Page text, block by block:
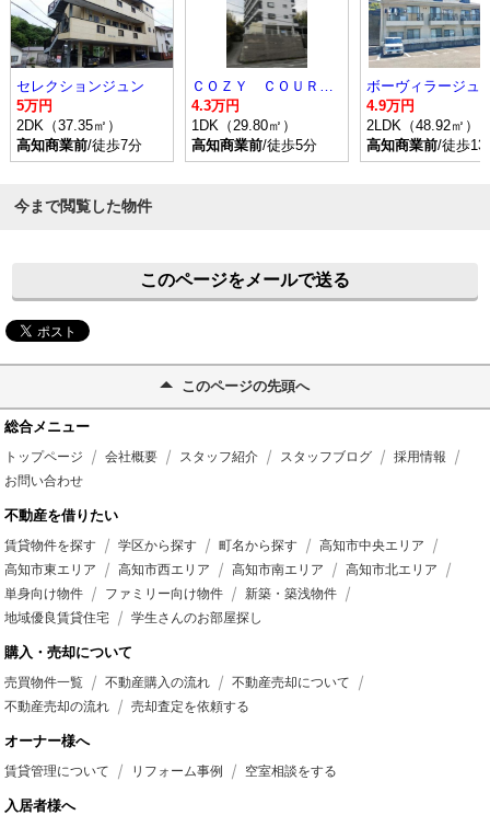
セレクションジュン
5万円
2DK（37.35㎡）
高知商業前/徒歩7分
ＣＯＺＹ ＣＯＵＲＴ（コージーコート）
4.3万円
1DK（29.80㎡）
高知商業前/徒歩5分
4.9万円
2LDK（48.92㎡）
高知商業前/徒歩13
今まで閲覧した物件
このページをメールで送る
このページの先頭へ
総合メニュー
トップページ 会社概要 スタッフ紹介 スタッフブログ
採用情報
お問い合わせ
不動産を借りたい
賃貸物件を探す 学区から探す 町名から探す
高知市中央エリア
高知市東エリア
高知市西エリア 高知市南エリア
高知市北エリア
単身向け物件
ファミリー向け物件
新築・築浅物件
地域優良賃貸住宅
学生さんのお部屋探し
購入・売却について
売買物件一覧 不動産購入の流れ
不動産売却について
不動産売却の流れ
売却査定を依頼する
オーナー様へ
賃貸管理について リフォーム事例 空室相談をする
入居者様へ